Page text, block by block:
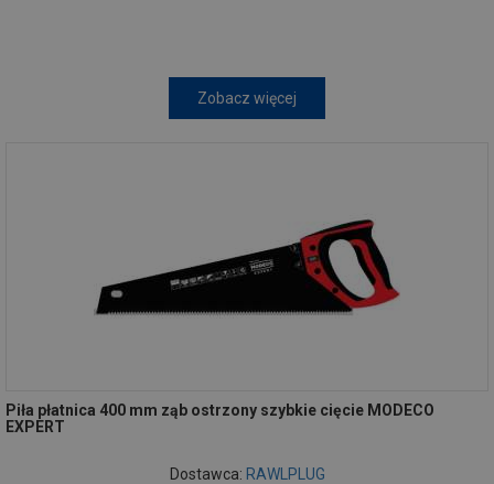
Zobacz więcej
Piła płatnica 400 mm ząb ostrzony szybkie cięcie MODECO
EXPERT
Dostawca: RAWLPLUG